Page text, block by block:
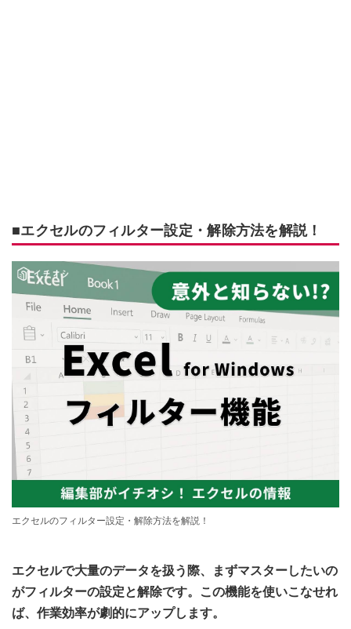
■エクセルのフィルター設定・解除方法を解説！
エクセルのフィルター設定・解除方法を解説！
エクセルで大量のデータを扱う際、まずマスターしたいの
がフィルターの設定と解除です。この機能を使いこなせれ
ば、作業効率が劇的にアップします。